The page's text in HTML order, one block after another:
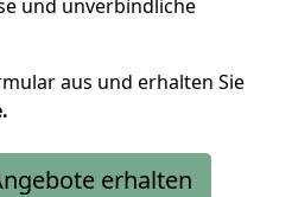
und unverbindliche
aus und erhalten Sie
erhalten